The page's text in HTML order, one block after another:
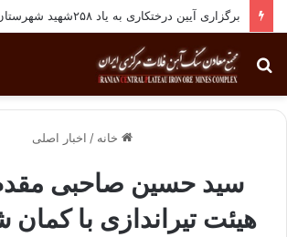
برگزاری آیین درختکاری به یاد ۲۵۸شهید شهرستان بافق
جستجو
برای
خانه / اخبار اصلی
​سید حسین صاحبی
هیئت تیراندازی با